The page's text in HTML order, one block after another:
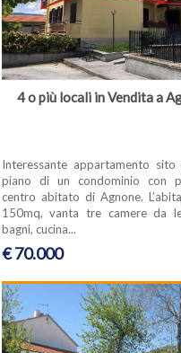
4 o più locali in Vendita a
Interessante appartamento
piano di un condominio con
centro abitato di Agnone.
150mq, vanta tre camere da
bagni, cucina...
€ 70.000